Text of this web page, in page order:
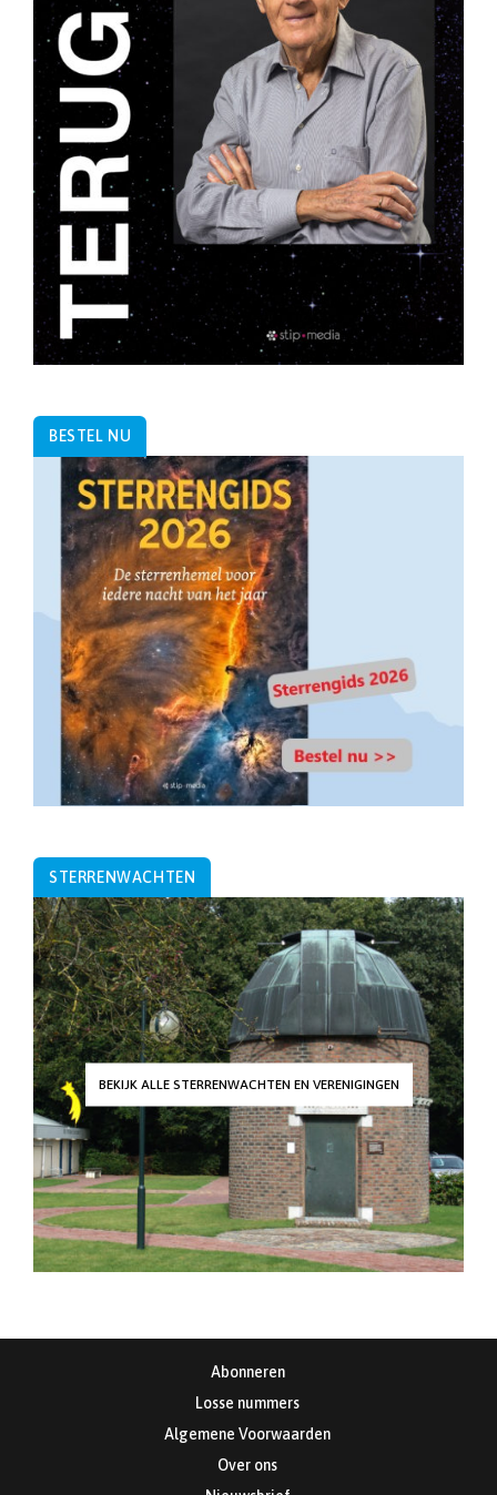
BESTEL NU
STERRENWACHTEN
BEKIJK ALLE STERRENWACHTEN EN VERENIGINGEN
Abonneren
Losse nummers
Algemene Voorwaarden
Over ons